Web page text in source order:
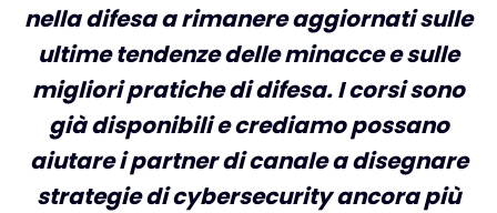
nella difesa a rimanere aggiornati sulle
ultime tendenze delle minacce e sulle
migliori pratiche di difesa.I corsi sono
già disponibili e crediamo possano
aiutare i partner di canale adisegnare
strategie di cybersecurity ancora più